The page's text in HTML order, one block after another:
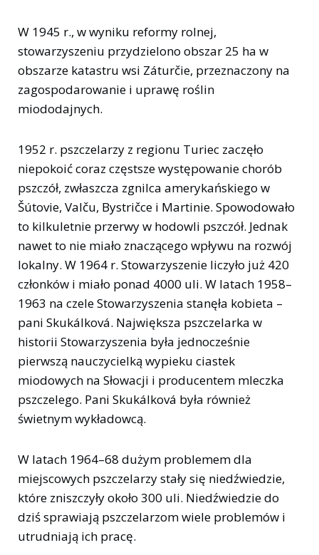
W 1945 r., w wyniku reformy rolnej,
stowarzyszeniu przydzielono obszar 25 ha w
obszarze katastru wsi Záturčie, przeznaczony na
zagospodarowanie i uprawę roślin
miododajnych.
1952 r. pszczelarzy z regionu Turiec zaczęło
niepokoić coraz częstsze występowanie chorób
pszczół, zwłaszcza zgnilca amerykańskiego w
Šútovie, Valču, Bystričce i Martinie. Spowodowało
to kilkuletnie przerwy w hodowli pszczół. Jednak
nawet to nie miało znaczącego wpływu na rozwój
lokalny. W 1964 r. Stowarzyszenie liczyło już 420
członków i miało ponad 4000 uli. W latach 1958–
1963 na czele Stowarzyszenia stanęła kobieta –
pani Skukálková. Największa pszczelarka w
historii Stowarzyszenia była jednocześnie
pierwszą nauczycielką wypieku ciastek
miodowych na Słowacji i producentem mleczka
pszczelego. Pani Skukálková była również
świetnym wykładowcą.
W latach 1964–68 dużym problemem dla
miejscowych pszczelarzy stały się niedźwiedzie,
które zniszczyły około 300 uli. Niedźwiedzie do
dziś sprawiają pszczelarzom wiele problemów i
utrudniają ich pracę.